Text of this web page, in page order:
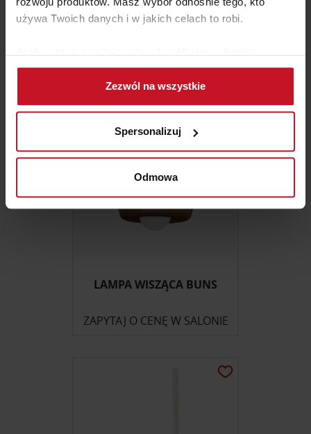
używa Twoich danych i w jakich celach to robi.
Gromadzić dane dotyczące Twojej lokalizacji
geograficznej z dokładnością nawet do kilku metrów
Identyfikować Twoje urządzenie, aktywnie
(fingerprinting, czyli wirtualny odcisk palca)
Dowiedz się więcej odnośnie tego, jak Twoje osobiste
dane są przetwarzane oraz ustaw własne preferencje w
zmienić lub wycofać swoją zgodę w dowolnej chwili.
korzystasz z naszej witryny, udostępniamy partnerom
Partnerzy mogą połączyć te informacje z innymi danymi
Zezwól na wszystkie
Spersonalizuj
Odmowa
LAMPA WISZĄCA NAPPE
ZAPYTAJ O CENĘ W SALONIE
LAMPA WISZĄCA BUNS
ZAPYTAJ O CENĘ W SALONIE